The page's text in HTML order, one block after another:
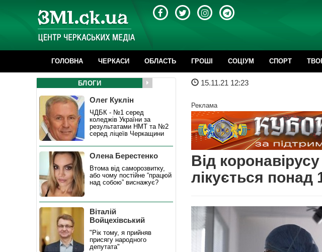
ГОЛОВНА ЧЕРКАСИ ОБЛАСТЬ ГРОШІ CОЦІУМ СПОРТ
15.11.21 12:23
Реклама
Від
лікується понад
БЛОГИ
Олег Куклін
ЧДБК - №1 серед
коледжів України за
результатами НМТ та №2
серед ліцеїв Черкащини
Олена Берестенко
Втома від саморозвитку,
або чому постійне “працюй
над собою” виснажує?
Віталій
Войцехівський
"Рік тому, я прийняв
присягу народного
депутата"